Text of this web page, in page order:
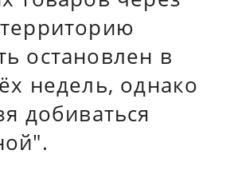
остановлен в
недель, однако
добиваться